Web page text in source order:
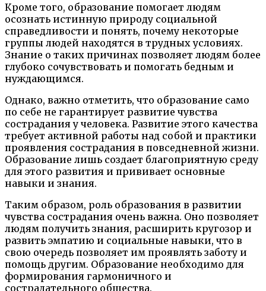
Кроме того, образование помогает людям
осознать истинную природу социальной
справедливости и понять, почему некоторые
группы людей находятся в трудных условиях.
Знание о таких причинах позволяет людям более
глубоко сочувствовать и помогать бедным и
нуждающимся.
Однако, важно отметить, что образование само
по себе не гарантирует развитие чувства
сострадания у человека. Развитие этого качества
требует активной работы над собой и практики
проявления сострадания в повседневной жизни.
Образование лишь создает благоприятную среду
для этого развития и прививает основные
навыки и знания.
Таким образом, роль образования в развитии
чувства сострадания очень важна. Оно позволяет
людям получить знания, расширить кругозор и
развить эмпатию и социальные навыки, что в
свою очередь позволяет им проявлять заботу и
помощь другим. Образование необходимо для
формирования гармоничного и
сострадательного общества.